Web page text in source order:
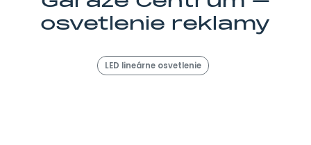
osvetlenie reklamy
LED lineárne osvetlenie